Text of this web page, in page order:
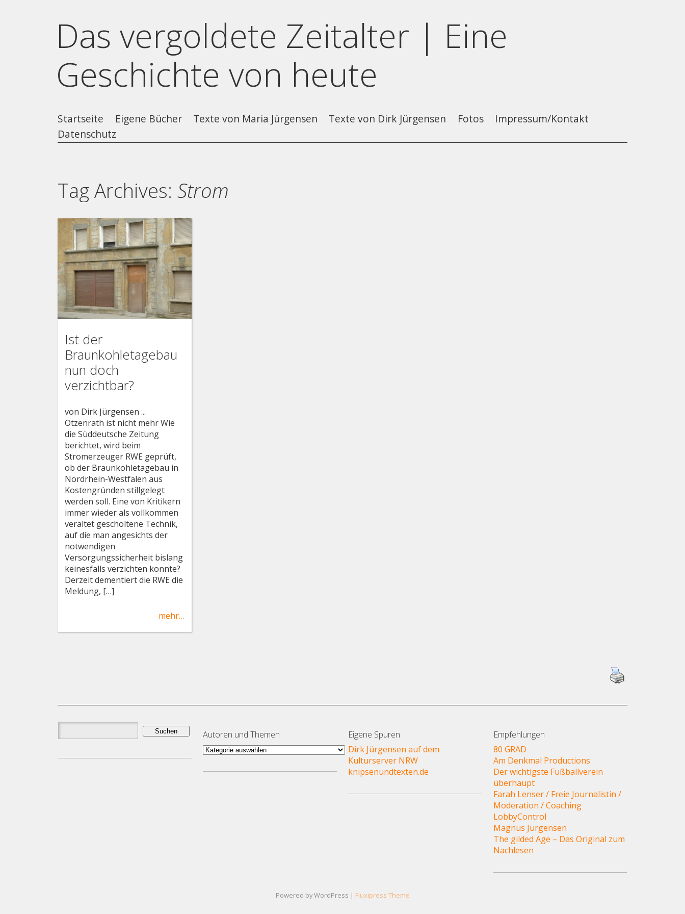
Das vergoldete Zeitalter | Eine
Geschichte von heute
Startseite Eigene Bücher Texte von Maria Jürgensen Texte von Dirk Jürgensen Fotos
Impressum/Kontakt
Datenschutz
Tag Archives:Strom
Ist der
Braunkohletagebau
nun doch
verzichtbar?
von Dirk Jürgensen ...
Otzenrath ist nicht mehr Wie
die Süddeutsche Zeitung
berichtet, wird beim
Stromerzeuger RWE geprüft,
ob der Braunkohletagebau in
Nordrhein-Westfalen aus
Kostengründen stillgelegt
werden soll. Eine von Kritikern
immer wieder als vollkommen
veraltet gescholtene Technik,
auf die man angesichts der
notwendigen
Versorgungssicherheit bislang
keinesfalls verzichten konnte?
Derzeit dementiert die RWE die
Meldung, […]
mehr…
Suchen
nach:
Autoren und Themen
Autoren
Themen
Eigene Spuren
Dirk Jürgensen auf dem
Kulturserver NRW
knipsenundtexten.de
Empfehlungen
80 GRAD
Am Denkmal Productions
Der wichtigste Fußballverein
überhaupt
Farah Lenser / Freie Journalistin /
Moderation / Coaching
LobbyControl
Magnus Jürgensen
The gilded Age – Das Original zum
Nachlesen
Powered by WordPress | Fluxipress Theme